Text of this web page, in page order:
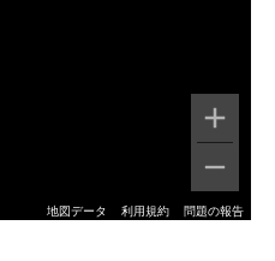
地図データ 利用規約 問題の報告